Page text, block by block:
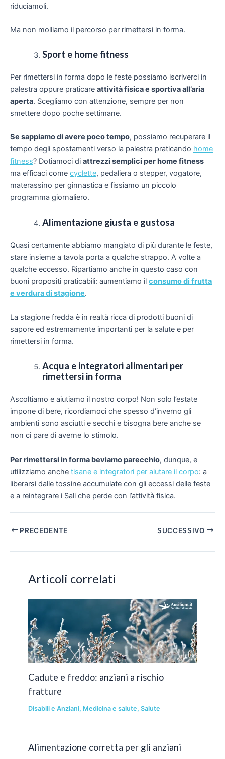
riduciamoli.
Ma non molliamo il percorso per rimettersi in forma.
Sport e home fitness
Per rimettersi in forma dopo le feste possiamo iscriverci in
palestra oppure praticare attività fisica e sportiva all’aria
aperta. Scegliamo con attenzione, sempre per non
smettere dopo poche settimane.
Se sappiamo di avere poco tempo, possiamo recuperare il
tempo degli spostamenti verso la palestra praticando home
fitness? Dotiamoci di attrezzi semplici per home fitness
ma efficaci come cyclette, pedaliera o stepper, vogatore,
materassino per ginnastica e fissiamo un piccolo
programma giornaliero.
Alimentazione giusta e gustosa
Quasi certamente abbiamo mangiato di più durante le feste,
stare insieme a tavola porta a qualche strappo. A volte a
qualche eccesso. Ripartiamo anche in questo caso con
buoni propositi praticabili: aumentiamo il consumo di frutta
e verdura di stagione.
La stagione fredda è in realtà ricca di prodotti buoni di
sapore ed estremamente importanti per la salute e per
rimettersi in forma.
Acqua e integratori alimentari per
rimettersi in forma
Ascoltiamo e aiutiamo il nostro corpo! Non solo l’estate
impone di bere, ricordiamoci che spesso d’inverno gli
ambienti sono asciutti e secchi e bisogna bere anche se
non ci pare di averne lo stimolo.
Per rimettersi in forma beviamo parecchio, dunque, e
utilizziamo anche tisane e integratori per aiutare il corpo: a
liberarsi dalle tossine accumulate con gli eccessi delle feste
e a reintegrare i Sali che perde con l’attività fisica.
Navigazione
PRECEDENTE SUCCESSIVO
Articoli correlati
Cadute e freddo: anziani a rischio
fratture
Disabili e Anziani, Medicina e salute,Salute
Alimentazione corretta per gli anziani